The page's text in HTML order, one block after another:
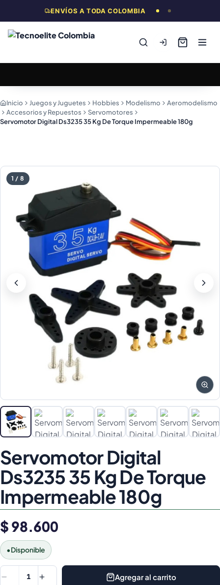
ENVÍOS A TODA COLOMBIA
Inicio Juegos y Juguetes Hobbies Modelismo
Aeromodelismo
Accesorios y Repuestos
Servomotores
Servomotor Digital Ds3235 35 Kg De Torque Impermeable 180g
1 / 8
Servomotor Digital
Ds3235 35 Kg De Torque
Impermeable 180g
$ 98.600
•Disponible
1 Agregar al carrito